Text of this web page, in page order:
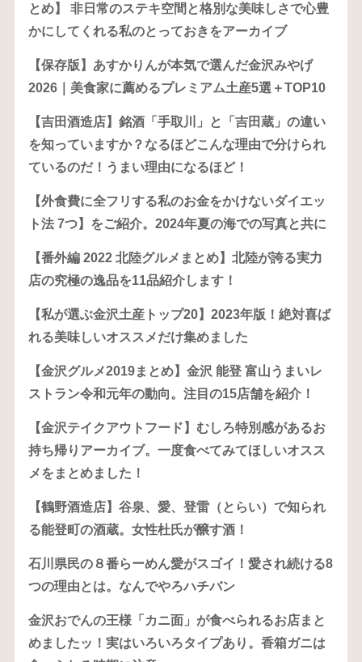
とめ】 非日常のステキ空間と格別な美味しさで心豊
かにしてくれる私のとっておきをアーカイブ
【保存版】あすかりんが本気で選んだ金沢みやげ
2026｜美食家に薦めるプレミアム土産5選＋TOP10
【吉田酒造店】銘酒「手取川」と「吉田蔵」の違い
を知っていますか？なるほどこんな理由で分けられ
ているのだ！うまい理由になるほど！
【外食費に全フリする私のお金をかけないダイエッ
ト法 7つ】をご紹介。2024年夏の海での写真と共に
【番外編 2022 北陸グルメまとめ】北陸が誇る実力
店の究極の逸品を11品紹介します！
【私が選ぶ金沢土産トップ20】2023年版！絶対喜ば
れる美味しいオススメだけ集めました
【金沢グルメ2019まとめ】金沢 能登 富山うまいレ
ストラン令和元年の動向。注目の15店舗を紹介！
【金沢テイクアウトフード】むしろ特別感があるお
持ち帰りアーカイブ。一度食べてみてほしいオスス
メをまとめました！
【鶴野酒造店】谷泉、愛、登雷（とらい）で知られ
る能登町の酒蔵。女性杜氏が醸す酒！
石川県民の８番らーめん愛がスゴイ！愛され続ける8
つの理由とは。なんでやろハチバン
金沢おでんの王様「カニ面」が食べられるお店まと
めましたッ！実はいろいろタイプあり。香箱ガニは